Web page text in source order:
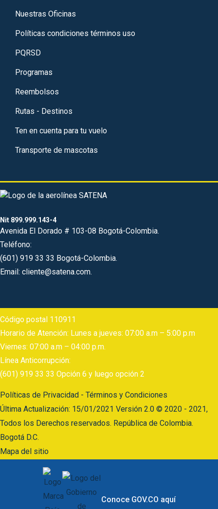
Nuestras Oficinas
Políticas condiciones términos uso
PQRSD
Programas
Reembolsos
Rutas - Destinos
Ten en cuenta para tu vuelo
Transporte de mascotas
Nit 899.999.143-4
Avenida El Dorado # 103-08 Bogotá-Colombia.
Teléfono:
(601) 919 33 33 Bogotá-Colombia.
Email: cliente@satena.com.
Código postal 110911
Horario de Atención: Lunes a jueves: 07:00 a.m – 5:00 p.m
Viernes: 07:00 a.m – 04:00 p.m.
Línea Anticorrupción:
(601) 919 33 33 Opción 6 y luego opción 2
Políticas de Privacidad - Términos y Condiciones
Última Actualización: 15/01/2021 Versión 2.0 © 2020 - 2021,
Todos los Derechos reservados. República de Colombia.
Bogotá D.C.
Mapa del sitio
Conoce GOV.CO aquí